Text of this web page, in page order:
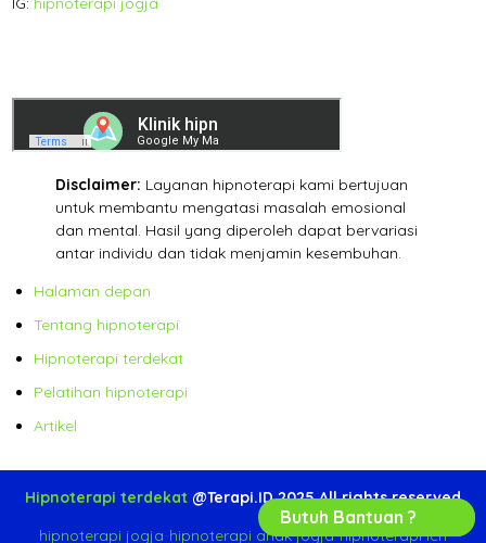
Disclaimer: Layanan hipnoterapi kami bertujuan
untuk membantu mengatasi masalah emosional
dan mental. Hasil yang diperoleh dapat bervariasi
antar individu dan tidak menjamin kesembuhan.
Halaman depan
Tentang hipnoterapi
Hipnoterapi terdekat
Pelatihan hipnoterapi
Artikel
Hipnoterapi terdekat @Terapi.ID 2025 All rights reserved
hipnoterapi jogja-hipnoterapi anak jogja-hipnoterapi ich
Butuh Bantuan ?